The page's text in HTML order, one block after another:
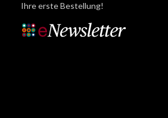
Ihre erste Bestellung!